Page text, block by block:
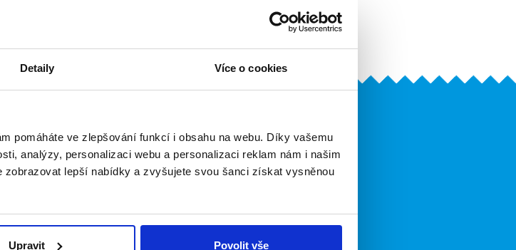
Detaily Více o cookies
pomáháte ve zlepšování funkcí i obsahu na webu. Díky vašemu
analýzy, personalizaci webu a personalizaci reklam nám i našim
lepší nabídky a zvyšujete svou šanci získat vysněnou
Upravit Povolit vše
Zkuste to prosím znovu za pár dní.
Kontakt
O nás
Podmínky
Nabídky na web
Zásady ochrany osobních údajů
Mobilní aplikace
Fajn brigády
Mobilní aplikace